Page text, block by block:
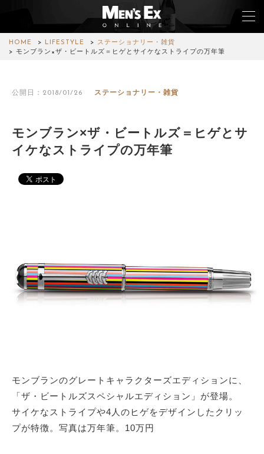
HOME LIFESTYLE
ステーショナリー・雑貨
モンブラン×ザ・ビートルズ＝ヒゲとサイケなストライプの万年筆
公開日：2018/01/26 ステーショナリー・雑貨
モンブラン×ザ・ビートルズ＝ヒゲとサ
イケなストライプの万年筆
モンブランのグレートキャラクターズエディションに、
「ザ・ビートルズスペシャルエディション」が登場。
サイケなストライプや4人のヒゲをデザインしたクリッ
プが特徴。写真は万年筆。10万円
WATCH
CAR&BIKE
LIFESTYLE
ABOUT SITE
サイトマップ